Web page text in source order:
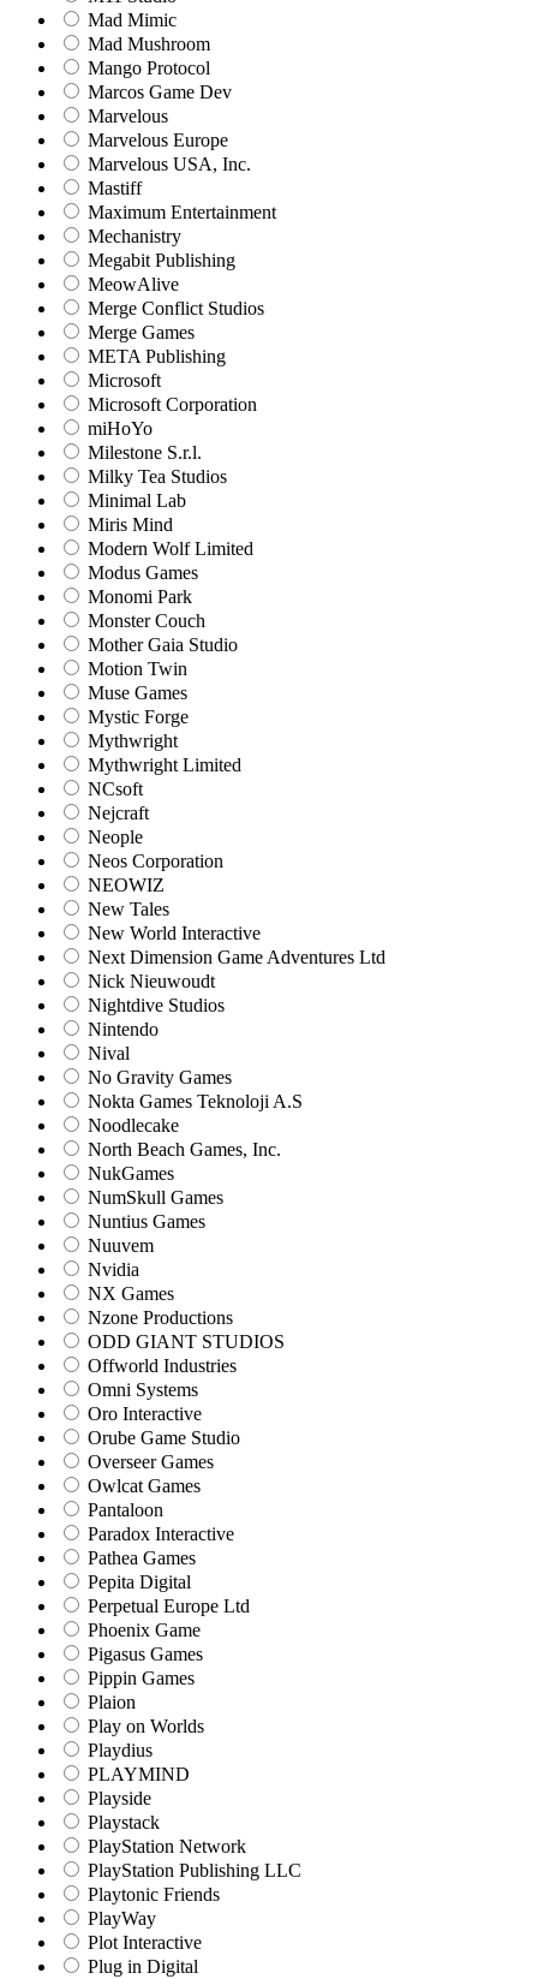
Mad Mimic
Mad Mushroom
Mango Protocol
Marcos Game Dev
Marvelous
Marvelous Europe
Marvelous USA, Inc.
Mastiff
Maximum Entertainment
Mechanistry
Megabit Publishing
MeowAlive
Merge Conflict Studios
Merge Games
META Publishing
Microsoft
Microsoft Corporation‬
miHoYo
Milestone S.r.l.
Milky Tea Studios
Minimal Lab
Miris Mind
Modern Wolf Limited
Modus Games
Monomi Park
Monster Couch
Mother Gaia Studio
Motion Twin
Muse Games
Mystic Forge
Mythwright
Mythwright Limited
NCsoft
Nejcraft
Neople
Neos Corporation
NEOWIZ
New Tales
New World Interactive
Next Dimension Game Adventures Ltd
Nick Nieuwoudt
Nightdive Studios
Nintendo
Nival
No Gravity Games
Nokta Games Teknoloji A.S
Noodlecake
North Beach Games, Inc.
NukGames
NumSkull Games
Nuntius Games
Nuuvem
Nvidia
NX Games
Nzone Productions
ODD GIANT STUDIOS
Offworld Industries
Omni Systems
Oro Interactive
Orube Game Studio
Overseer Games
Owlcat Games
Pantaloon
Paradox Interactive
Pathea Games
Pepita Digital
Perpetual Europe Ltd
Phoenix Game
Pigasus Games
Pippin Games
Plaion
Play on Worlds
Playdius
PLAYMIND
Playside
Playstack
PlayStation Network
PlayStation Publishing LLC
Playtonic Friends
PlayWay
Plot Interactive
Plug in Digital